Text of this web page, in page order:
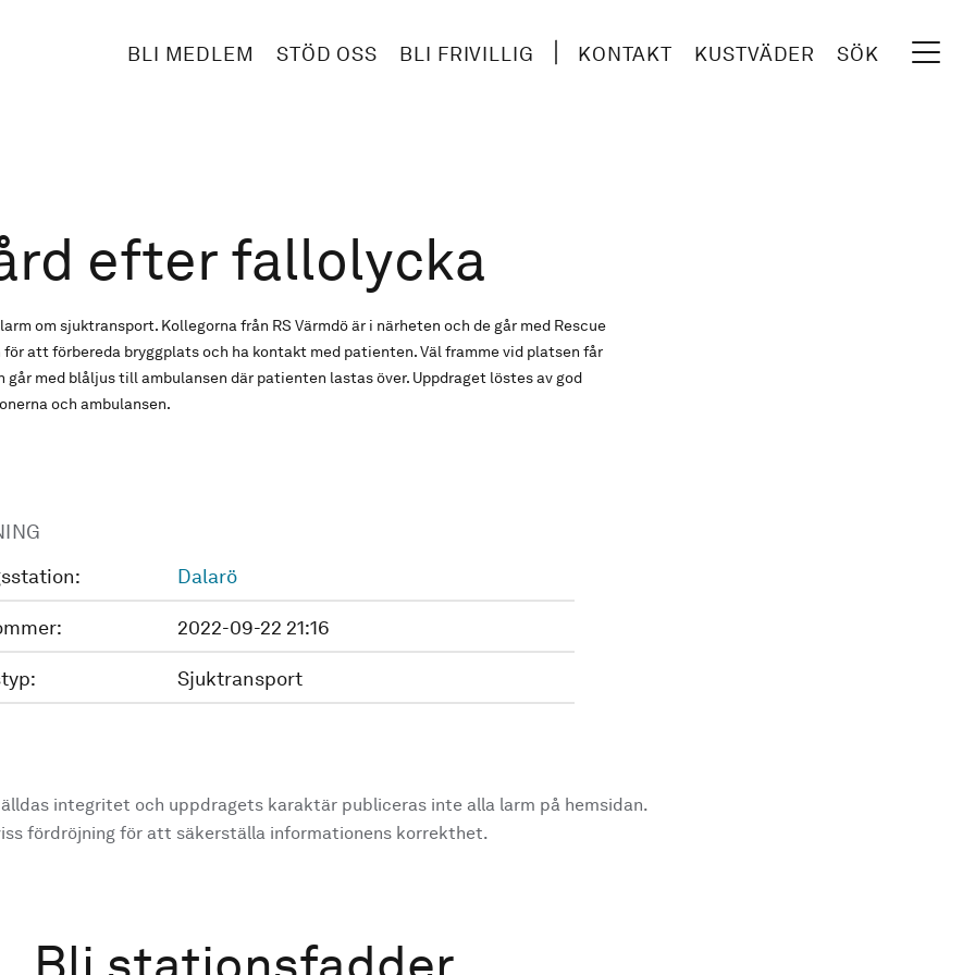
BLI MEDLEM STÖD OSS BLI FRIVILLIG KONTAKT KUSTVÄDER SÖK
efter fallolycka
om sjuktransport. Kollegorna från RS Värmdö är i närheten och de går med Rescue
att förbereda bryggplats och ha kontakt med patienten. Väl framme vid platsen får
går med blåljus till ambulansen där patienten lastas över. Uppdraget löstes av god
och ambulansen.
Dalarö
2022-09-22 21:16
Sjuktransport
integritet och uppdragets karaktär publiceras inte alla larm på hemsidan.
fördröjning för att säkerställa informationens korrekthet.